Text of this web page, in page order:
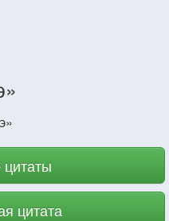
цитата